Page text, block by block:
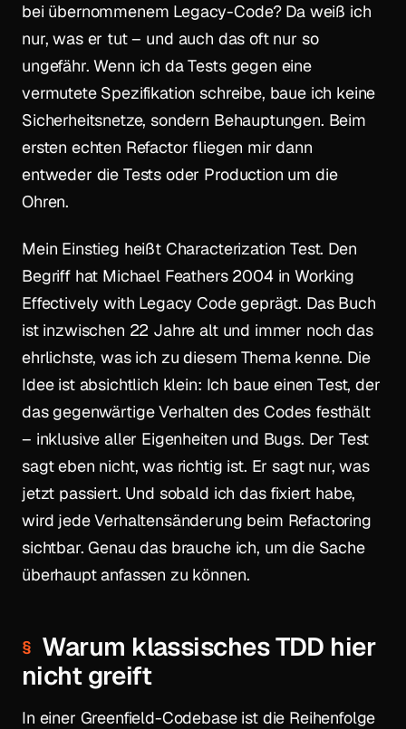
bei übernommenem Legacy-Code? Da weiß ich
nur, was er tut– und auch das oft nur so
ungefähr. Wenn ich da Tests gegen eine
vermutete Spezifikation schreibe, baue ich keine
Sicherheitsnetze, sondern Behauptungen. Beim
ersten echten Refactor fliegen mir dann
entweder die Tests oder Production um die
Ohren.
Mein Einstieg heißt Characterization Test. Den
Begriff hat Michael Feathers 2004 inWorking
Effectively with Legacy Codegeprägt. Das Buch
ist inzwischen 22 Jahre alt und immer noch das
ehrlichste, was ich zu diesem Thema kenne. Die
Idee ist absichtlich klein: Ich baue einen Test, der
das gegenwärtige Verhalten des Codes festhält
– inklusive aller Eigenheiten und Bugs. Der Test
sagt eben nicht, was richtig ist. Er sagt nur, was
jetzt passiert. Und sobald ich das fixiert habe,
wird jede Verhaltensänderung beim Refactoring
sichtbar. Genau das brauche ich, um die Sache
überhaupt anfassen zu können.
Warum klassisches TDD hier
nicht greift
In einer Greenfield-Codebase ist die Reihenfolge